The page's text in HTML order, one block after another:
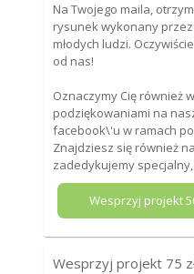
Na Twojego maila,
rysunek wykonany
młodych ludzi.
od nas!
Oznaczymy Cię również
podziękowaniami na
facebook\'u w ramach
Znajdziesz się również
zadedykujemy
Wesprzyj projekt
Wesprzyj projekt 75